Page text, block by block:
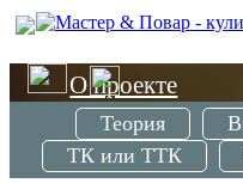
О проекте
Школа
Вводные
Урок Соус Велюте (Veloute
Теория
ТК или ТТК